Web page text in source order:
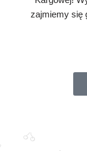
zajmiemy się